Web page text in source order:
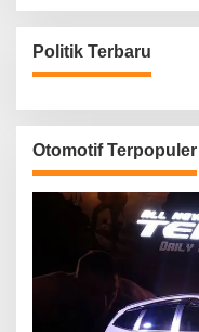
Politik Terbaru
Otomotif Terpopuler